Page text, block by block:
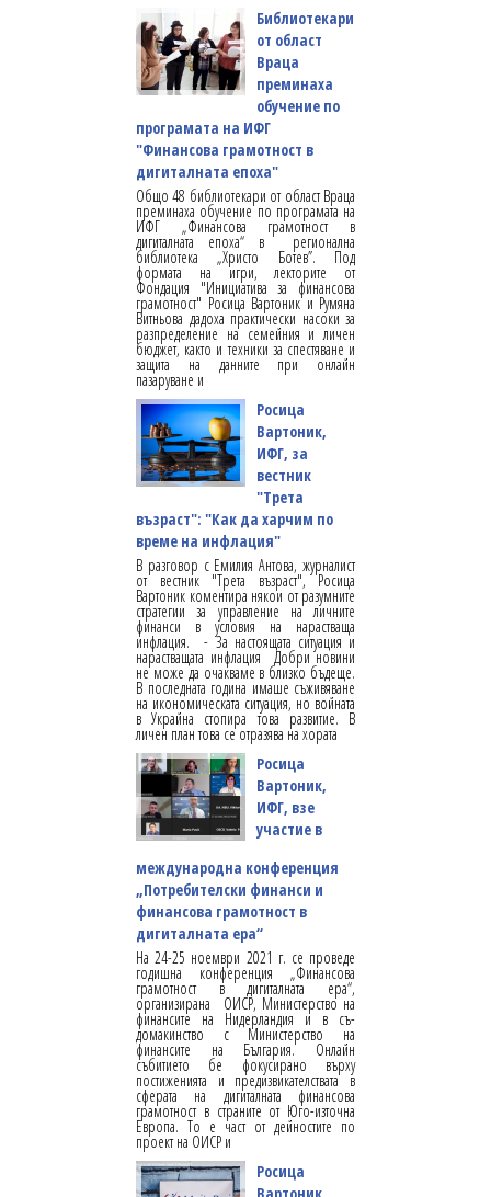
Библиотекари
от област
Враца
преминаха
обучение по
програмата на ИФГ
"Финансова грамотност в
дигиталната епоха"
Общо 48 библиотекари от област Враца
преминаха обучение по програмата на
ИФГ „Финансова грамотност в
дигиталната епоха“ в регионална
библиотека „Христо Ботев”. Под
формата на игри, лекторите от
Фондация "Инициатива за финансова
грамотност" Росица Вартоник и Румяна
Витньова дадоха практически насоки за
разпределение на семейния и личен
бюджет, както и техники за спестяване и
защита на данните при онлайн
пазаруване и
Росица
Вартоник,
ИФГ, за
вестник
"Трета
възраст": "Как да харчим по
време на инфлация"
В разговор с Емилия Антова, журналист
от вестник "Трета възраст", Росица
Вартоник коментира някои от разумните
стратегии за управление на личните
финанси в условия на нарастваща
инфлация. - За настоящата ситуация и
нарастващата инфлация Добри новини
не може да очакваме в близко бъдеще.
В последната година имаше съживяване
на икономическата ситуация, но войната
в Украйна стопира това развитие. В
личен план това се отразява на хората
Росица
Вартоник,
ИФГ, взе
участие в
международна конференция
„Потребителски финанси и
финансова грамотност в
дигиталната ера“
На 24-25 ноември 2021 г. се проведе
годишна конференция „Финансова
грамотност в дигиталната ера“,
организирана ОИСР, Министерство на
финансите на Нидерландия и в съ-
домакинство с Министерство на
финансите на България. Онлайн
събитието бе фокусирано върху
постиженията и предизвикателствата в
сферата на дигиталната финансова
грамотност в страните от Юго-източна
Европа. То е част от дейностите по
проект на ОИСР и
Росица